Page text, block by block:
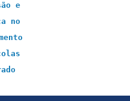
e
no